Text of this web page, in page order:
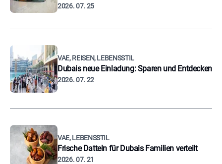
2026. 07. 25
VAE, REISEN, LEBENSSTIL
Dubais neue Einladung: Sparen und Entdecken
2026. 07. 22
VAE, LEBENSSTIL
Frische Datteln für Dubais Familien verteilt
2026. 07. 21